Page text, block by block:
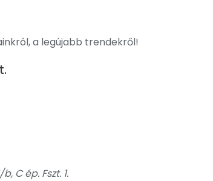
a legújabb trendekről!
C ép. Fszt. 1.